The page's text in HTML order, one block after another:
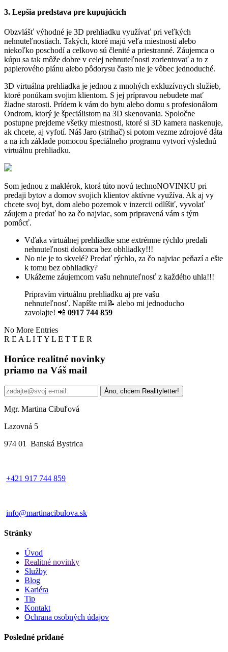
3. Lepšia predstava pre kupujúcich
Obzvlášť výhodné je 3D prehliadku využívať pri veľkých
nehnuteľnostiach. Takých, ktoré majú veľa miestností alebo
niekoľko poschodí a celkovo sú členité a priestranné. Záujemca o
kúpu sa tak môže dobre v celej nehnuteľnosti zorientovať a to z
papierového plánu alebo pôdorysu často nie je vôbec jednoduché.
3D virtuálna prehliadka je jednou z mnohých exkluzívnych služieb,
ktoré ponúkam svojim klientom. S jej prípravou nebudete mať
žiadne starosti. Prídem k vám do bytu alebo domu s profesionálom
Ondrom, ktorý je špeciálistom na 3D skenovania. Spoločne
postupne prejdeme všetky miestnosti, ktoré si 3D kamera naskenuje,
ak chcete, aj vyfotí. Náš Jaro (strihač) si potom vezme zdrojové dáta
a na ich základe pomocou špeciálneho programu vytvorí výslednú
virtuálnu prehliadku.
Som jednou z maklérok, ktorá túto novú technoNOVINKU pri
predaji bytov a domov svojich klientov aktívne využíva. Ak aj vy
chcete svoj byt, dom alebo pozemok v inzercii odlíšiť, vyvolať
záujem a predať ho za čo najviac, som pripravená vám s tým
pomôcť.
Vďaka virtuálnej prehliadke sme extrémne rýchlo predali
nehnuteľnosti dokonca bez obhliadky!!!
No nie je to skvelé? Predať rýchlo, za čo najviac peňazí a ešte
k tomu bez obhliadky?
Ukážeme záujemcom vašu nehnuteľnosť z každého uhla!!!
Pripravím virtuálnu prehliadku aj pre vašu
nehnuteľnosť. Napíšte mi📝 alebo mi jednoducho
zavolajte! 📲 0917 744 859
No More Entries
R E A L I TY L E T T E R
Horúce realitné novinky
priamo na Váš mail
Áno, chcem Realityletter!
Mgr. Martina Cibuľová
Lazovná 5
974 01 Banská Bystrica
+421 917 744 859
info@martinacibulova.sk
Stránky
Úvod
Realitné novinky
Služby
Blog
Kariéra
Tip
Kontakt
Ochrana osobných údajov
Posledné pridané